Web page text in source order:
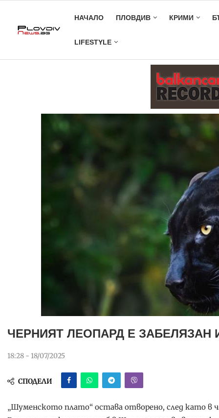
НАЧАЛО ПЛОВДИВ КРИМИ
LIFESTYLE
ЧЕРНИЯТ ЛЕОПАРД Е ЗАБЕЛЯЗАН
18:28 - 18/07/2025
СПОДЕЛИ
„Шуменското плато“ остава отворено, след като в